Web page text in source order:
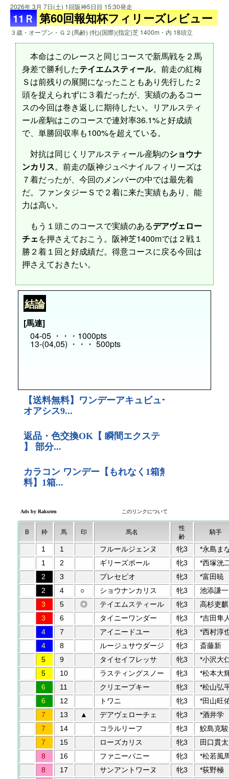
2026年 3月 7日(土) 1回阪神5日目 15:30発走
11Ｒ 第60回報知杯フィリーズレビュー
３歳・オープン・Ｇ２(馬齢) (牝)(国際)(指定)芝 1400m・内 18頭立
本命はこのレースと同じコースで新馬戦を２馬
身差で勝利したテイエムスティール。前走の紅梅
Ｓは前残りの展開になったこともあり先行した２
頭を捉えられずに３着だったが、実績のあるコー
スの今回は巻き返しに期待したい。リアルスティ
ール産駒はこのコースで連対率36.1%と好成績
で、単勝回収率も100%を超えている。
対抗は同じくリアルスティール産駒のショウナ
ンカリス。前走の阪神ジュベナイルフィリーズは
７着だったが、今回のメンバーの中では最先着
だ。ファンタジーＳで２着に来た実績もあり、能
力は高い。
もう１頭このコースで実績のあるデアヴェロー
チェを押さえておこう。阪神芝1400mでは２戦１
勝２着１回と好成績だ。得意コースに戻る今回は
押さえておきたい。
結論
[馬連]
04-05 ・・・1000pts
13-(04,05) ・・・ 500pts
B 枠 馬 印 馬名
性
齢
騎手
1 1 フルールジェンヌ 牝3
*永島ま
1
2 ギリーズボール 牝3
*西塚洸
2
3 プレセピオ 牝3
*富田暁
2
4 ○ ショウナンカリス 牝3
池添謙一
3
5 ◎ テイエムスティール 牝3
高杉吏麒
3
6 タイニーワンダー 牝3
*吉田隼
4
7 アイニードユー 牝3
*西村淳
4
8 ルージュサウダージ 牝3
斎藤新
5
9 タイセイフレッサ 牝3
*小沢大
5
10 ラスティングスノー 牝3
*松本大
6
11 クリエープキー 牝3
*松山弘
6
12 トワニ 牝3
*田山旺
7
13 ▲ デアヴェローチェ 牝3
*酒井学
7
14 コラルリーフ 牝3
鮫島克駿
7
15 ローズカリス 牝3
田口貫太
8
16 ファニーバニー 牝3
*松若風
8
17 サンアントワーヌ 牝3
*荻野極